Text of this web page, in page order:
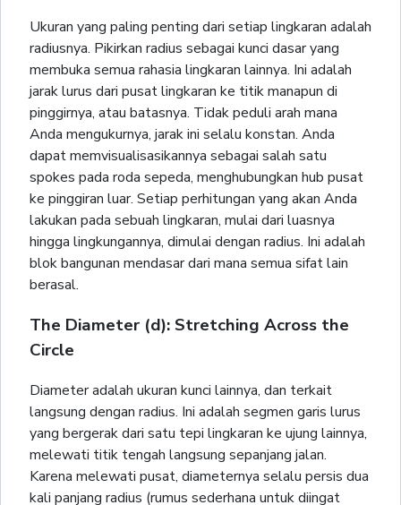
Ukuran yang paling penting dari setiap lingkaran adalah
radiusnya. Pikirkan radius sebagai kunci dasar yang
membuka semua rahasia lingkaran lainnya. Ini adalah
jarak lurus dari pusat lingkaran ke titik manapun di
pinggirnya, atau batasnya. Tidak peduli arah mana
Anda mengukurnya, jarak ini selalu konstan. Anda
dapat memvisualisasikannya sebagai salah satu
spokes pada roda sepeda, menghubungkan hub pusat
ke pinggiran luar. Setiap perhitungan yang akan Anda
lakukan pada sebuah lingkaran, mulai dari luasnya
hingga lingkungannya, dimulai dengan radius. Ini adalah
blok bangunan mendasar dari mana semua sifat lain
berasal.
The Diameter (d): Stretching Across the
Circle
Diameter adalah ukuran kunci lainnya, dan terkait
langsung dengan radius. Ini adalah segmen garis lurus
yang bergerak dari satu tepi lingkaran ke ujung lainnya,
melewati titik tengah langsung sepanjang jalan.
Karena melewati pusat, diameternya selalu persis dua
kali panjang radius (rumus sederhana untuk diingat